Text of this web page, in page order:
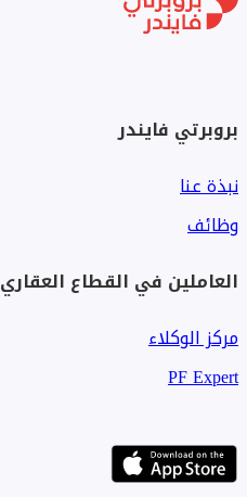
بروبرتي فايندر
نبذة عنا
وظائف
العاملين في القطاع العقاري
مركز الوكلاء
PF Expert